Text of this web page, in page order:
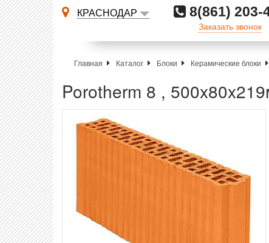
КРАСНОДАР 8(861) 203-
Заказать звонок
Главная Каталог Блоки Керамические блоки
Porotherm 8 ,